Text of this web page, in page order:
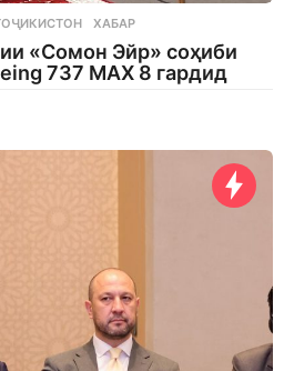
,ХАБАР
«Сомон Эйр» соҳиби
737 MAX 8 гардид